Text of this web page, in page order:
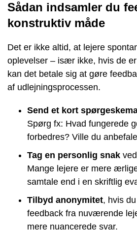
Sådan indsamler du
konstruktiv måde
Det er ikke altid, at lejere
oplevelser – især ikke, hvis de
kan det betale sig at gøre
af udlejningsprocessen.
Send et kort
Spørg fx: Hvad fungerede
forbedres? Ville du
Tag en personlig snak
Mange lejere er mere
samtale end i en skriftlig
Tilbyd anonymitet, hvis
feedback fra nuværende
mere nuancerede svar.